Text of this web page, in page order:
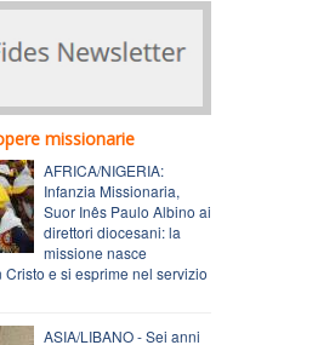
missionarie
AFRICA/NIGERIA:
Infanzia Missionaria,
Suor Inês Paulo Albino ai
direttori diocesani: la
missione nasce
Cristo e si esprime nel servizio
ASIA/LIBANO - Sei anni